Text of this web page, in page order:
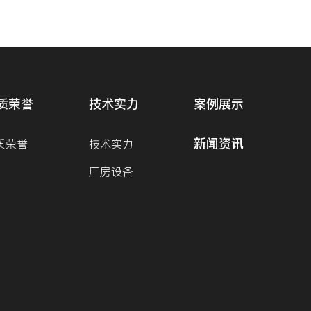
荣誉
荣誉
技术实力
技术实力
厂房设备
案例展示
新闻资讯